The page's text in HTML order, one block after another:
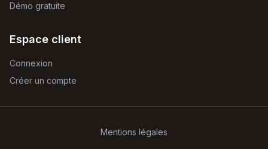
Démo gratuite
Espace client
Connexion
Créer un compte
Mentions légales